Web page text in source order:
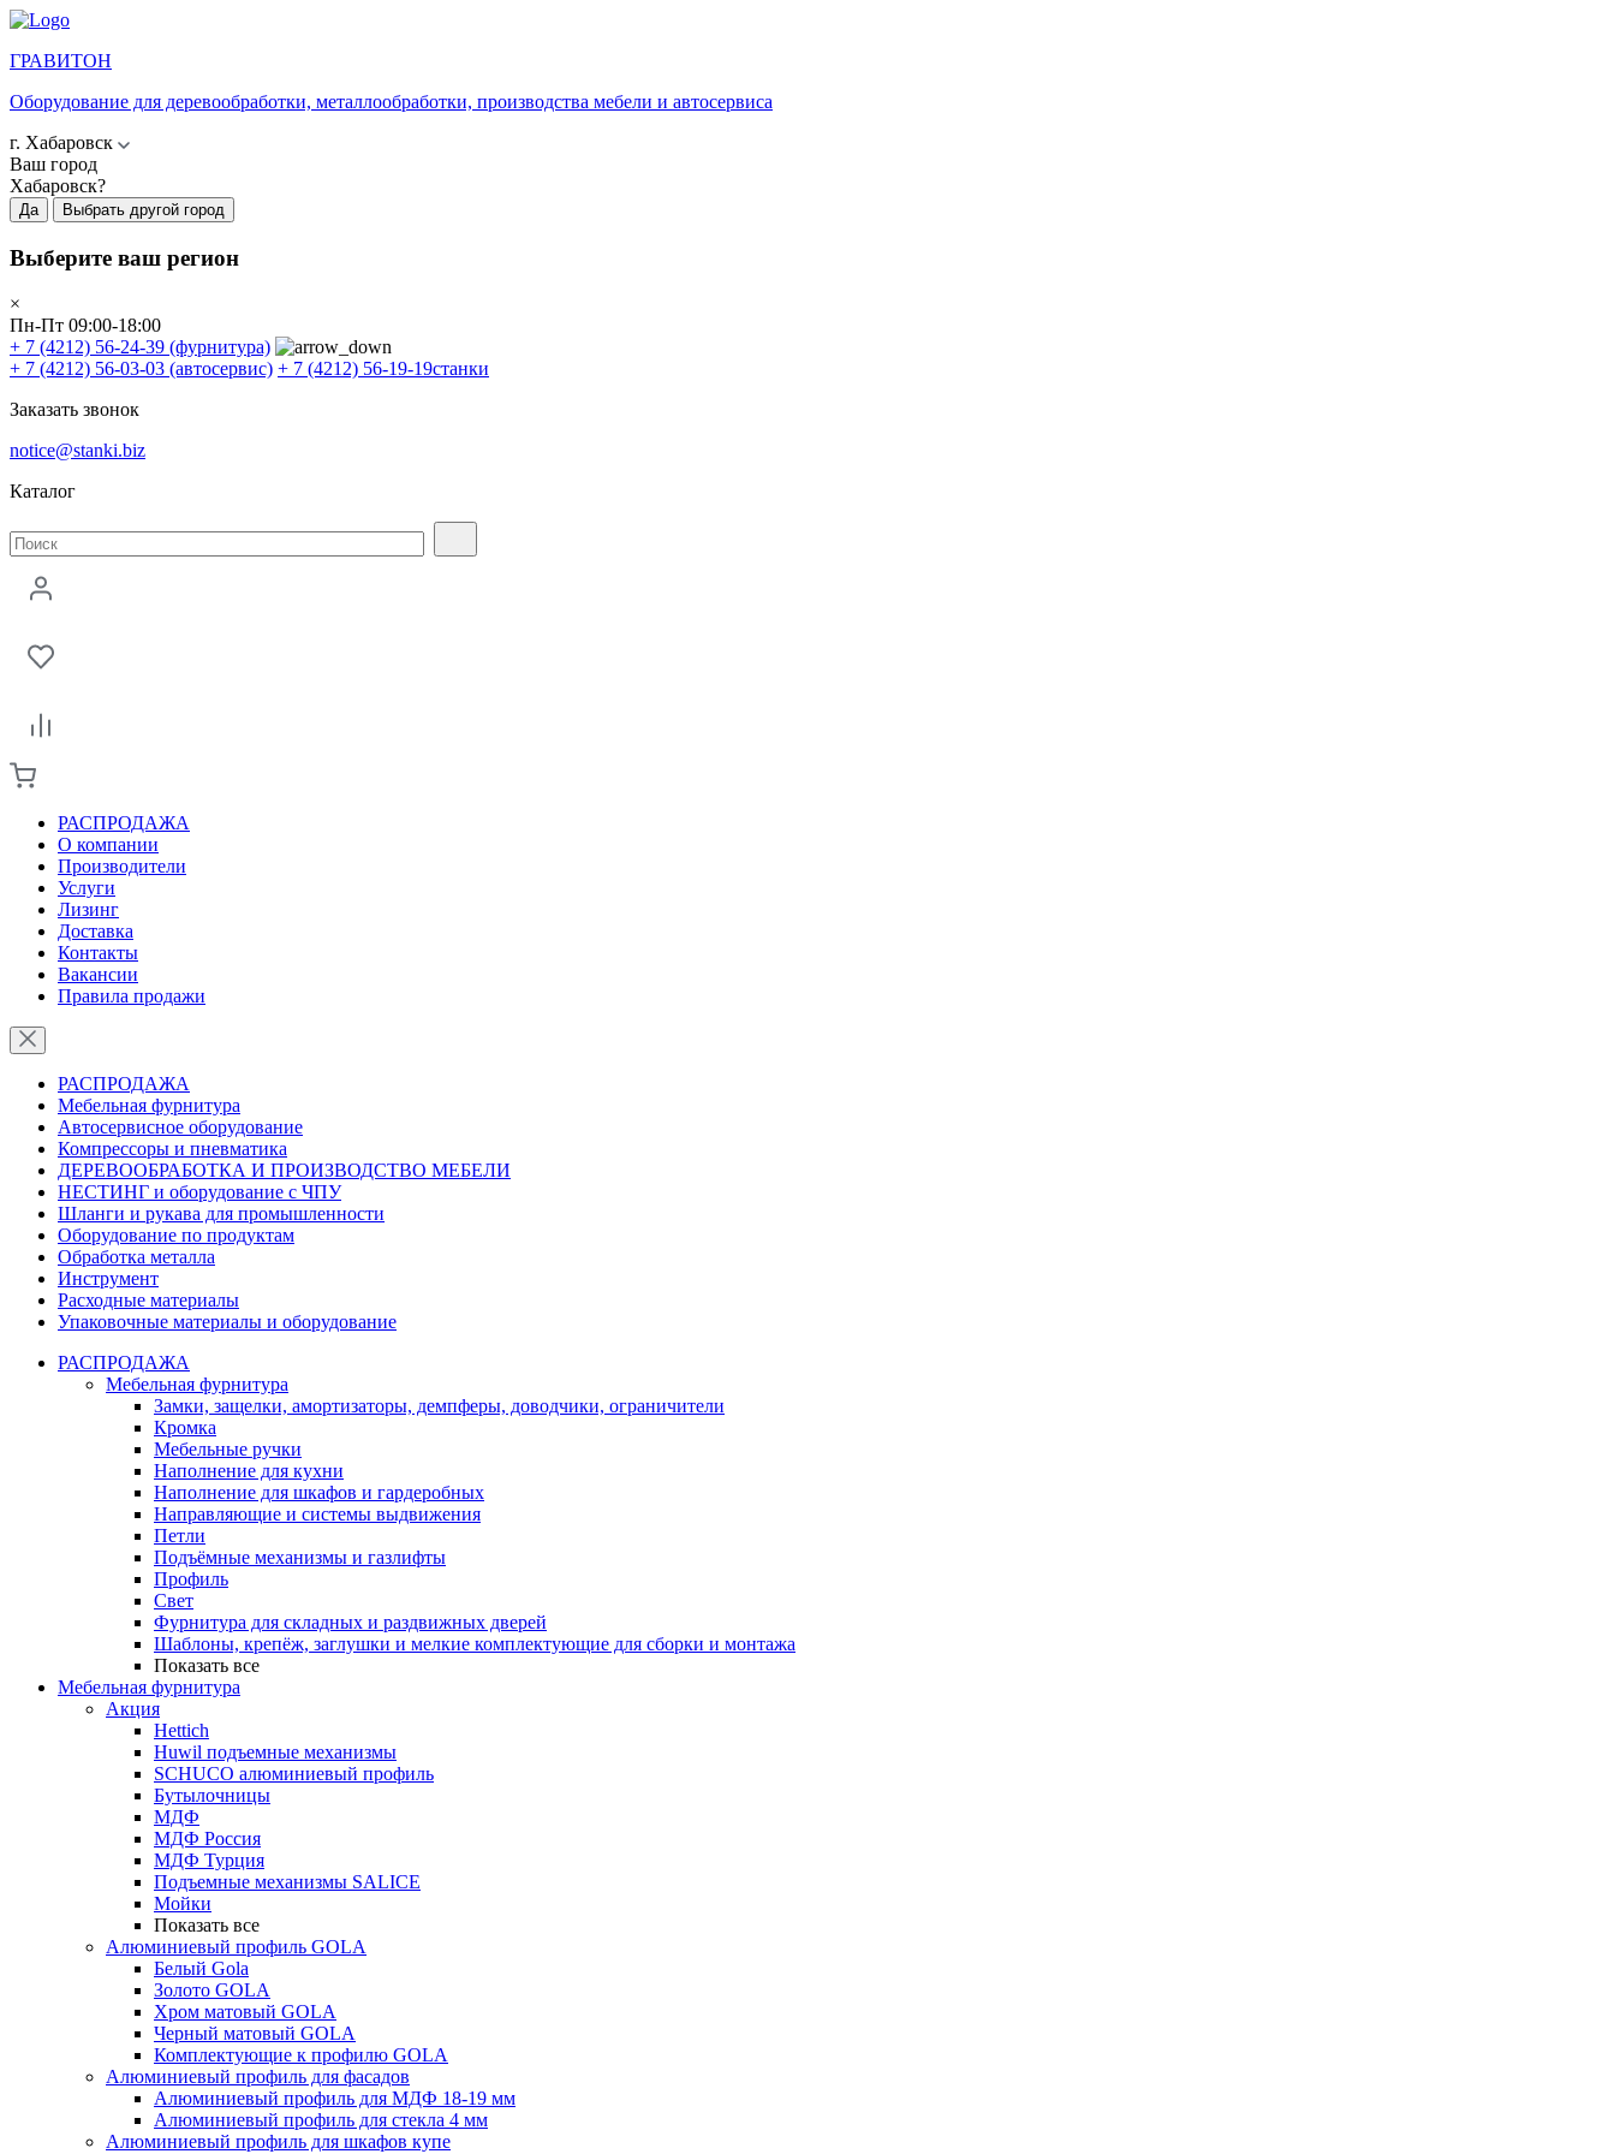
ГРАВИТОН
Оборудование для деревообработки, металлообработки, производства мебели и автосервиса
г. Хабаровск
Ваш город
Хабаровск?
Да Выбрать другой город
Выберите ваш регион
×
Пн-Пт 09:00-18:00
+ 7 (4212) 56-24-39 (фурнитура)
+ 7 (4212) 56-03-03 (автосервис) + 7 (4212) 56-19-19станки
Заказать звонок
notice@stanki.biz
Каталог
РАСПРОДАЖА
О компании
Производители
Услуги
Лизинг
Доставка
Контакты
Вакансии
Правила продажи
РАСПРОДАЖА
Мебельная фурнитура
Автосервисное оборудование
Компрессоры и пневматика
ДЕРЕВООБРАБОТКА И ПРОИЗВОДСТВО МЕБЕЛИ
НЕСТИНГ и оборудование с ЧПУ
Шланги и рукава для промышленности
Оборудование по продуктам
Обработка металла
Инструмент
Расходные материалы
Упаковочные материалы и оборудование
РАСПРОДАЖА
Мебельная фурнитура
Замки, защелки, амортизаторы, демпферы, доводчики, ограничители
Кромка
Мебельные ручки
Наполнение для кухни
Наполнение для шкафов и гардеробных
Направляющие и системы выдвижения
Петли
Подъёмные механизмы и газлифты
Профиль
Свет
Фурнитура для складных и раздвижных дверей
Шаблоны, крепёж, заглушки и мелкие комплектующие для сборки и монтажа
Показать все
Мебельная фурнитура
Акция
Hettich
Huwil подъемные механизмы
SCHUCO алюминиевый профиль
Бутылочницы
МДФ
МДФ Россия
МДФ Турция
Подъемные механизмы SALICE
Мойки
Показать все
Алюминиевый профиль GOLA
Белый Gola
Золото GOLA
Хром матовый GOLA
Черный матовый GOLA
Комплектующие к профилю GOLA
Алюминиевый профиль для фасадов
Алюминиевый профиль для МДФ 18-19 мм
Алюминиевый профиль для стекла 4 мм
Алюминиевый профиль для шкафов купе